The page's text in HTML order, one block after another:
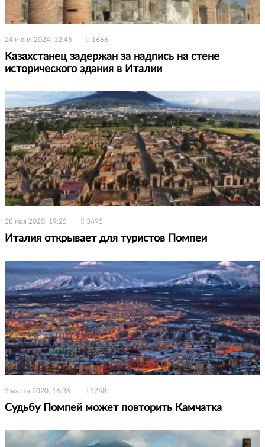
24 июня 2024, 12:45 1666
Казахстанец задержан за надпись на стене
исторического здания в Италии
28 мая 2020, 19:25 3495
Италия открывает для туристов Помпеи
5 марта 2020, 16:36 5758
Судьбу Помпей может повторить Камчатка